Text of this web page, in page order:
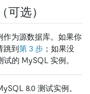
可选）
为源数据库。如果你
到 第 3 步 ；如果没
的 MySQL 实例。
8.0 测试实例。